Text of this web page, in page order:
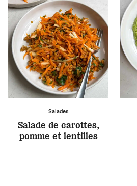
Salades
Salade de carottes,
pomme et lentilles